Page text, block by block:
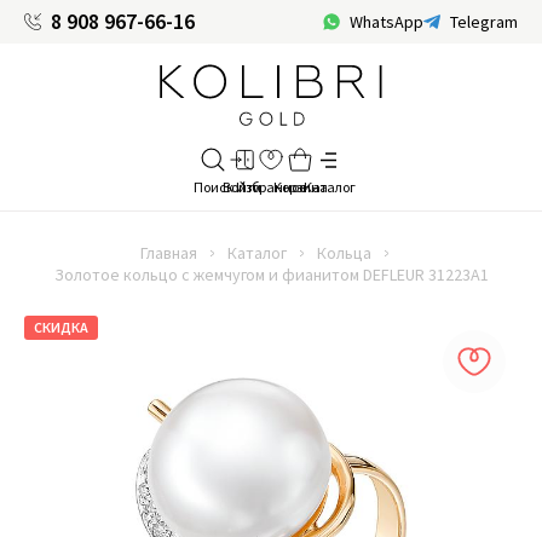
8 908 967-66-16 WhatsApp Telegram
Главная Каталог
Кольца
Золотое кольцо с жемчугом и фианитом DEFLEUR 31223A1
СКИДКА